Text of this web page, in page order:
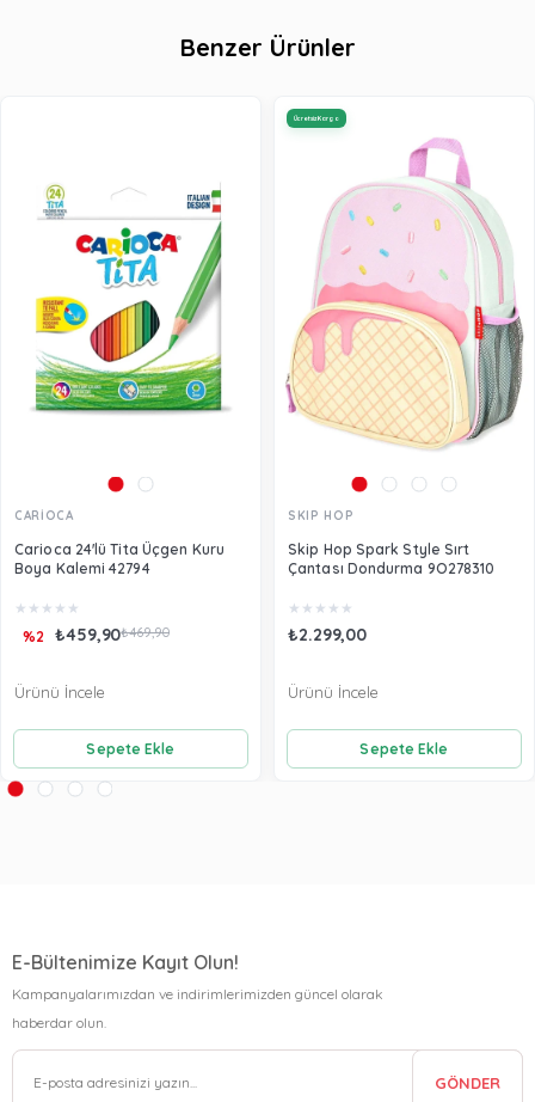
Benzer Ürünler
CARİOCA
Carioca 24'lü Tita Üçgen Kuru
Boya Kalemi 42794
★ ★ ★ ★ ★
₺459,90₺469,90
%2
Sepete Ekle
Ürünü İncele
SKIP HOP
Skip Hop Spark Style Sırt
Çantası Dondurma 9O278310
★ ★ ★ ★ ★
₺2.299,00
Sepete Ekle
Ürünü İncele
Ücretsiz Kargo
E-Bültenimize Kayıt Olun!
Kampanyalarımızdan ve indirimlerimizden güncel olarak
haberdar olun.
GÖNDER